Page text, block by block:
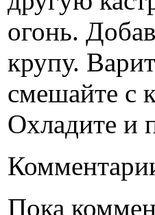
огонь.
крупу.
смешайте с
Охладите и
Пока